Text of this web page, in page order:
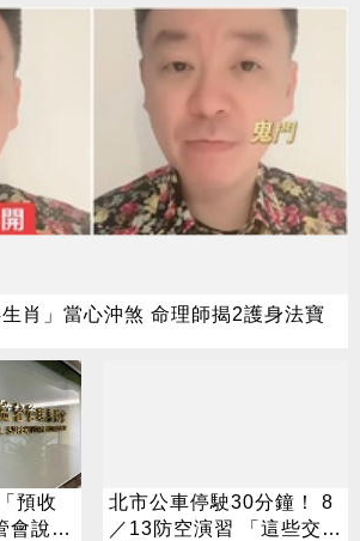
肖」當心沖煞 命理師揭2護身法寶
預收
會說話
北市公車停駛30分鐘！ 8
／13防空演習 「這些交通